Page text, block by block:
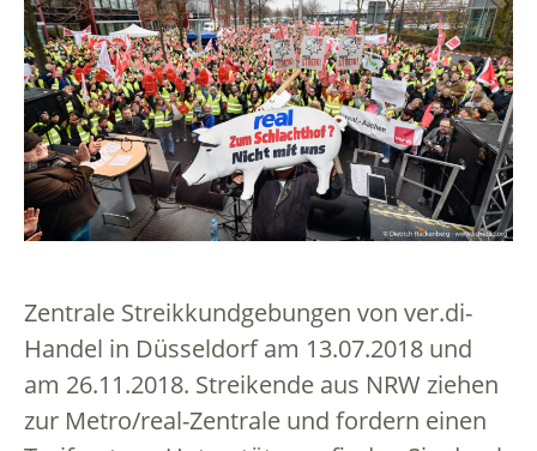
Zentrale Streikkundgebungen von ver.di-
Handel in Düsseldorf am 13.07.2018 und
am 26.11.2018. Streikende aus NRW ziehen
zur Metro/real-Zentrale und fordern einen